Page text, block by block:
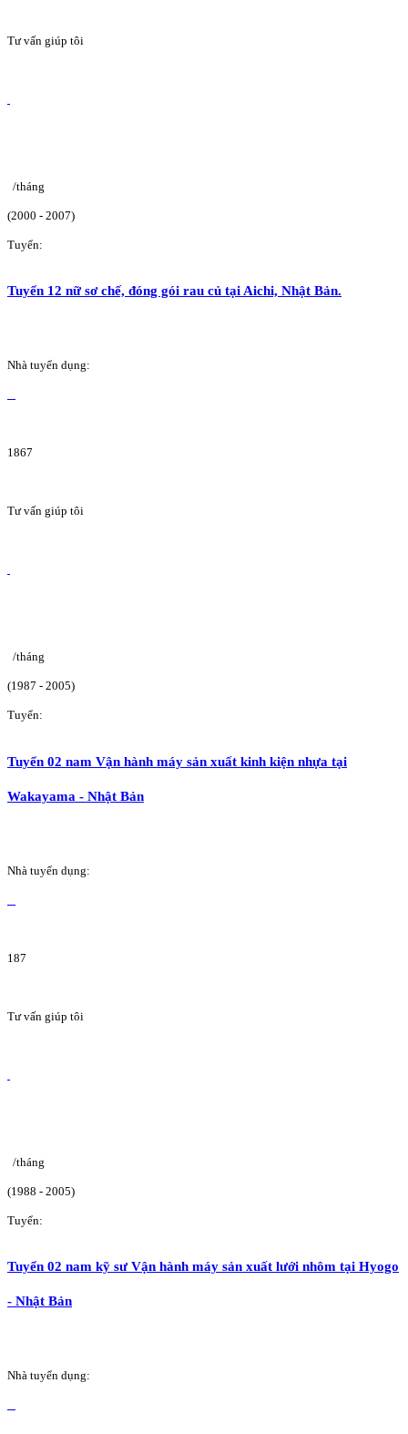
Tư vấn giúp tôi
/tháng
(2000 - 2007)
Tuyển:
Tuyển 12 nữ sơ chế, đóng gói rau củ tại Aichi, Nhật Bản.
Nhà tuyển dụng:
1867
Tư vấn giúp tôi
/tháng
(1987 - 2005)
Tuyển:
Tuyển 02 nam Vận hành máy sản xuất kinh kiện nhựa tại
Wakayama - Nhật Bản
Nhà tuyển dụng:
187
Tư vấn giúp tôi
/tháng
(1988 - 2005)
Tuyển:
Tuyển 02 nam kỹ sư Vận hành máy sản xuất lưới nhôm tại Hyogo
- Nhật Bản
Nhà tuyển dụng: